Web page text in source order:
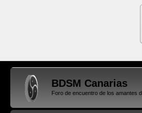
BDSM Canarias
Foro de encuentro de los amantes